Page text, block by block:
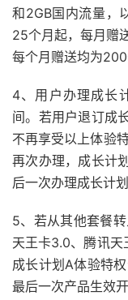
和2GB国内流量，
25个月起，每月赠
每个月赠送均为200
4、用户办理成长
间。若用户退订成
不再享受以上体验
再次办理，成长计
后一次办理成长计
5、若从其他套餐
天王卡3.0、腾讯
成长计划A体验特
最后一次产品生效